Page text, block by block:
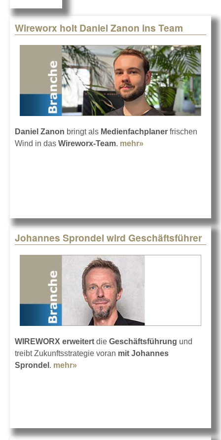
Wireworx holt Daniel Zanon ins Team
Daniel Zanon bringt als Medienfachplaner frischen
Wind in das Wireworx-Team. mehr»
Johannes Sprondel wird Geschäftsführer
WIREWORX erweitert die Geschäftsführung und
treibt Zukunftsstrategie voran mit Johannes
Sprondel . mehr»